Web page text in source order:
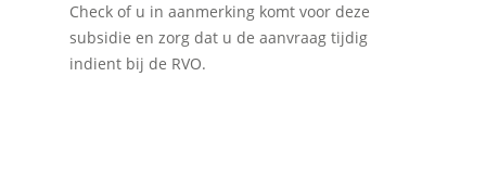
Check of u in aanmerking komt voor deze
subsidie en zorg dat u de aanvraag tijdig
indient bij de RVO.